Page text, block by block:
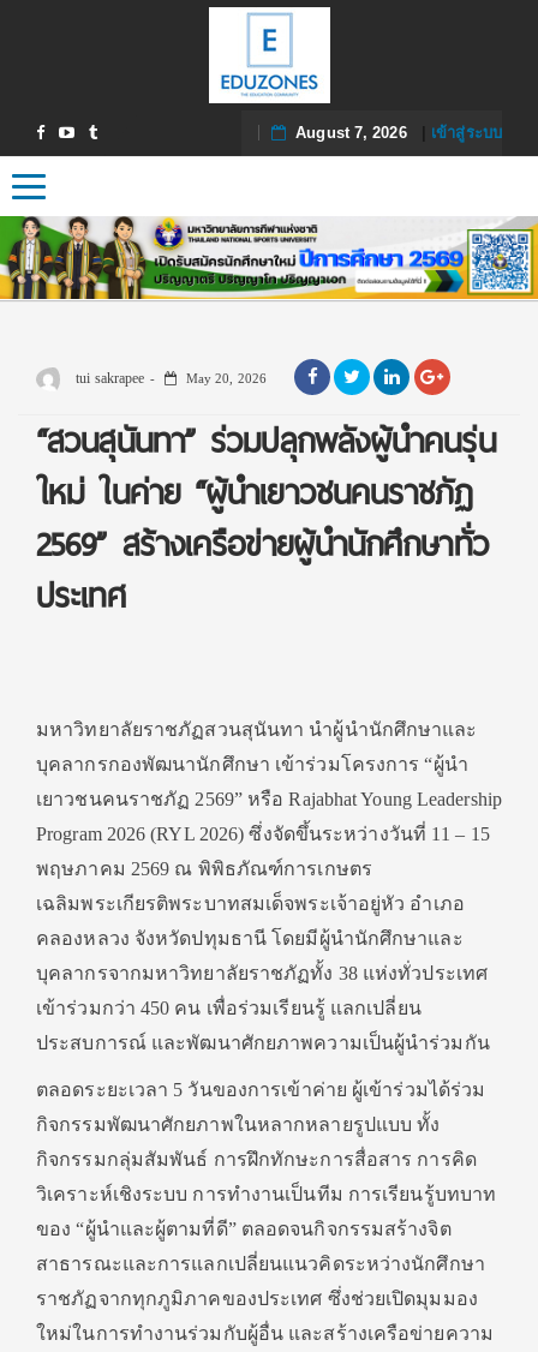
August 7, 2026| เข้าสู่ระบบ
Toggle navigation
tui sakrapee May 20, 2026
“สวนสุนันทา” ร่วมปลุกพลังผู้นำคนรุ่น
ใหม่ ในค่าย “ผู้นำเยาวชนคนราชภัฏ
2569” สร้างเครือข่ายผู้นำนักศึกษาทั่ว
ประเทศ
มหาวิทยาลัยราชภัฏสวนสุนันทา นำผู้นำนักศึกษาและ
บุคลากรกองพัฒนานักศึกษา เข้าร่วมโครงการ “ผู้นำ
เยาวชนคนราชภัฏ 2569” หรือ Rajabhat Young Leadership
Program 2026 (RYL 2026) ซึ่งจัดขึ้นระหว่างวันที่ 11 – 15
พฤษภาคม 2569 ณ พิพิธภัณฑ์การเกษตร
เฉลิมพระเกียรติพระบาทสมเด็จพระเจ้าอยู่หัว อำเภอ
คลองหลวง จังหวัดปทุมธานี โดยมีผู้นำนักศึกษาและ
บุคลากรจากมหาวิทยาลัยราชภัฏทั้ง 38 แห่งทั่วประเทศ
เข้าร่วมกว่า 450 คน เพื่อร่วมเรียนรู้ แลกเปลี่ยน
ประสบการณ์ และพัฒนาศักยภาพความเป็นผู้นำร่วมกัน
ตลอดระยะเวลา 5 วันของการเข้าค่าย ผู้เข้าร่วมได้ร่วม
กิจกรรมพัฒนาศักยภาพในหลากหลายรูปแบบ ทั้ง
กิจกรรมกลุ่มสัมพันธ์ การฝึกทักษะการสื่อสาร การคิด
วิเคราะห์เชิงระบบ การทำงานเป็นทีม การเรียนรู้บทบาท
ของ “ผู้นำและผู้ตามที่ดี” ตลอดจนกิจกรรมสร้างจิต
สาธารณะและการแลกเปลี่ยนแนวคิดระหว่างนักศึกษา
ราชภัฏจากทุกภูมิภาคของประเทศ ซึ่งช่วยเปิดมุมมอง
ใหม่ในการทำงานร่วมกับผู้อื่น และสร้างเครือข่ายความ